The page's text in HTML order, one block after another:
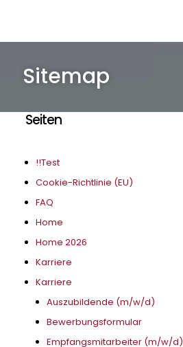
Sitemap
Seiten
!!Test
Cookie-Richtlinie (EU)
FAQ
Home
Home 2026
Karriere
Karriere
Auszubildende (m/w/d)
Bewerbungsformular
Empfangsmitarbeiter (m/w/d)